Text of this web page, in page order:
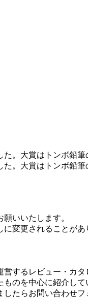
。大賞はトンボ鉛筆
。大賞はトンボ鉛筆
いいたします。
変更されることがあ
するレビュー・カタ
のを中心に紹介して
たらお問い合わせフ